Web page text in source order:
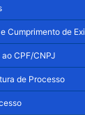
Cumprimento de
CPF/CNPJ
de Processo